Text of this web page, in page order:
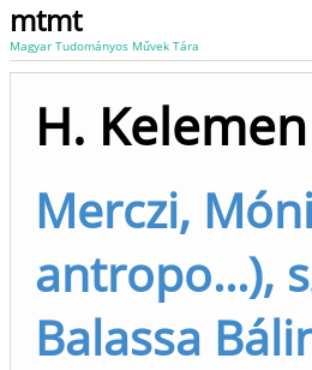
mtmt
Magyar Tudományos Művek Tára
H.
Merczi,
antropo...),
Balassa